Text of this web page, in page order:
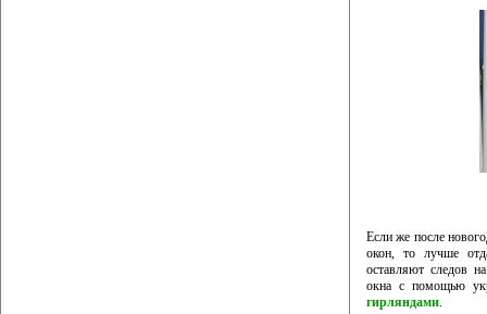
Если же после
окон, то лучше
оставляют следов
окна с помощью
гирляндами.